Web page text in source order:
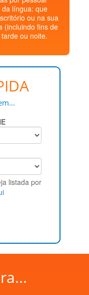
língua: que
ou na sua
(incluindo fins de
ou noite.
listada por